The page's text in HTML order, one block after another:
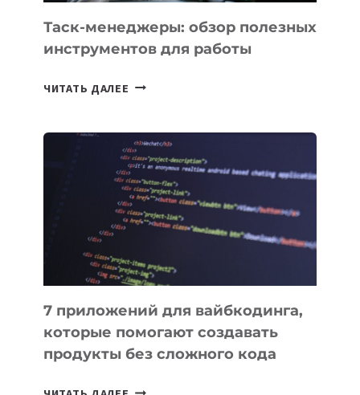
Таск-менеджеры: обзор полезных
инструментов для работы
ЧИТАТЬ ДАЛЕЕ ТАСК-
ПОЛЕЗНЫХ
ИНСТРУМЕНТОВ
ДЛЯ
РАБОТЫ
7 приложений для вайбкодинга,
которые помогают создавать
продукты без сложного кода
7